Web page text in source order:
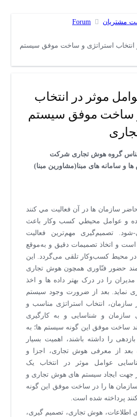
مشتریان Forum
انتخاب استراتژی و ساخت موفق سیستم
موثر در انتخاب
و ساخت موفق سیستم
گروه هوش تجاری شرکت
و سامانه های مبنا(مشاورین مبنا)
سازمان ها در آن فعاليت مي كنند
و عوامل محيطي كسب وكار باعث
تصمیم‌گیری مهم‌ترین فعالیت
و اتخاذ تصمیمات دقیق و به‌موقع
محیط کسب‌وکار تلقی می‌گردد. اين
حضور فنّاوری همچون هوش تجاری
را در درک بهتر داده ها و اخذ
نماید. بعد از ضرورت وجود سیستم
انتخاب استراتژی مناسب و
سازمان و شناسایی و به کارگیری
ساخت موفق این گونه سیستم ها؛ به
را داشته باشند، اهمیت بسیار
بعد از معرفی هوش تجاری، اجزا و
عوامل موثر در انتخاب یک
جهت ایجاد سیستم های هوش تجاری و
ها را در ساخت موفق این گونه
پرداخته شده است.
اطلاعات، هوش تجاری، تصمیم گیری،